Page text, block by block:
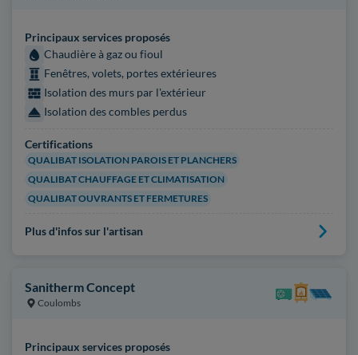
Principaux services proposés
Chaudière à gaz ou fioul
Fenêtres, volets, portes extérieures
Isolation des murs par l'extérieur
Isolation des combles perdus
Certifications
QUALIBAT ISOLATION PAROIS ET PLANCHERS
QUALIBAT CHAUFFAGE ET CLIMATISATION
QUALIBAT OUVRANTS ET FERMETURES
Plus d'infos sur l'artisan
Sanitherm Concept
Coulombs
Principaux services proposés